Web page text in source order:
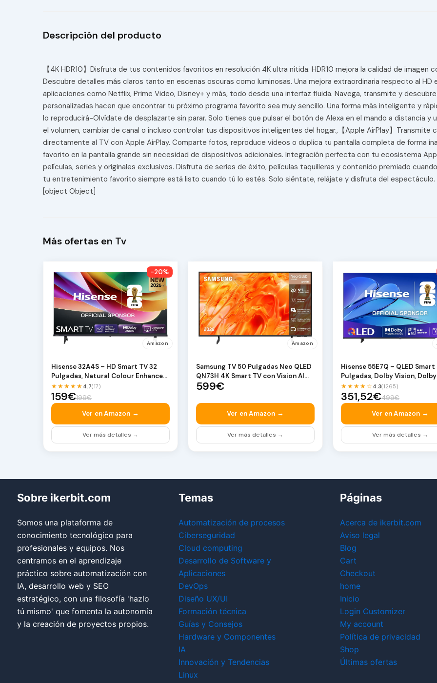
Descripción del producto
【4K HDR10】Disfruta de tus contenidos favoritos en resolución 4K ultra nítida. HDR10 mejora la calidad de
Descubre detalles más claros tanto en escenas oscuras como luminosas. Una mejora extraordinaria respecto al HD
aplicaciones como Netflix, Prime Video, Disney+ y más, todo desde una interfaz fluida. Navega, transmite y
personalizadas hacen que encontrar tu próximo programa favorito sea muy sencillo. Una forma más inteligente y
lo reproducirá-Olvídate de desplazarte sin parar. Solo tienes que pulsar el botón de Alexa en el mando a distancia
el volumen, cambiar de canal o incluso controlar tus dispositivos inteligentes del hogar.,【Apple AirPlay】Transmite
directamente al TV con Apple AirPlay. Comparte fotos, reproduce videos o duplica tu pantalla completa de forma
favorito en la pantalla grande sin necesidad de dispositivos adicionales. Integración perfecta con tu ecosistema
películas, series y originales exclusivos. Disfruta de series de éxito, películas taquilleras y contenido premiado
tu entretenimiento favorito siempre está listo cuando tú lo estés. Solo siéntate, relájate y disfruta del espectáculo.
[object Object]
Más ofertas en Tv
-20%
Amazon
Hisense 32A4S – HD Smart TV 32
Pulgadas, Natural Colour Enhancer,
Dolby A…
★★★★★ 4.7(17)
159€199€
Ver en Amazon →
Ver más detalles →
Amazon
Samsung TV 50 Pulgadas Neo QLED
QN73H 4K Smart TV con Vision AI
Companion, Quan…
599€
Ver en Amazon →
Ver más detalles →
Hisense 55E7Q – QLED Smart
Pulgadas, Dolby Vision, Dolby
Atmos, Mod…
★★★★☆ 4.3(1265)
351,52€499€
Ver en Amazon →
Ver más detalles →
Sobre ikerbit.com
Somos una plataforma de
conocimiento tecnológico para
profesionales y equipos. Nos
centramos en el aprendizaje
práctico sobre automatización con
IA, desarrollo web y SEO
estratégico, con una filosofía 'hazlo
tú mismo' que fomenta la autonomía
y la creación de proyectos propios.
Temas
Automatización de procesos
Ciberseguridad
Cloud computing
Desarrollo de Software y
Aplicaciones
DevOps
Diseño UX/UI
Formación técnica
Guías y Consejos
Hardware y Componentes
IA
Innovación y Tendencias
Linux
Páginas
Acerca de ikerbit.com
Aviso legal
Blog
Cart
Checkout
home
Inicio
Login Customizer
My account
Política de privacidad
Shop
Últimas ofertas